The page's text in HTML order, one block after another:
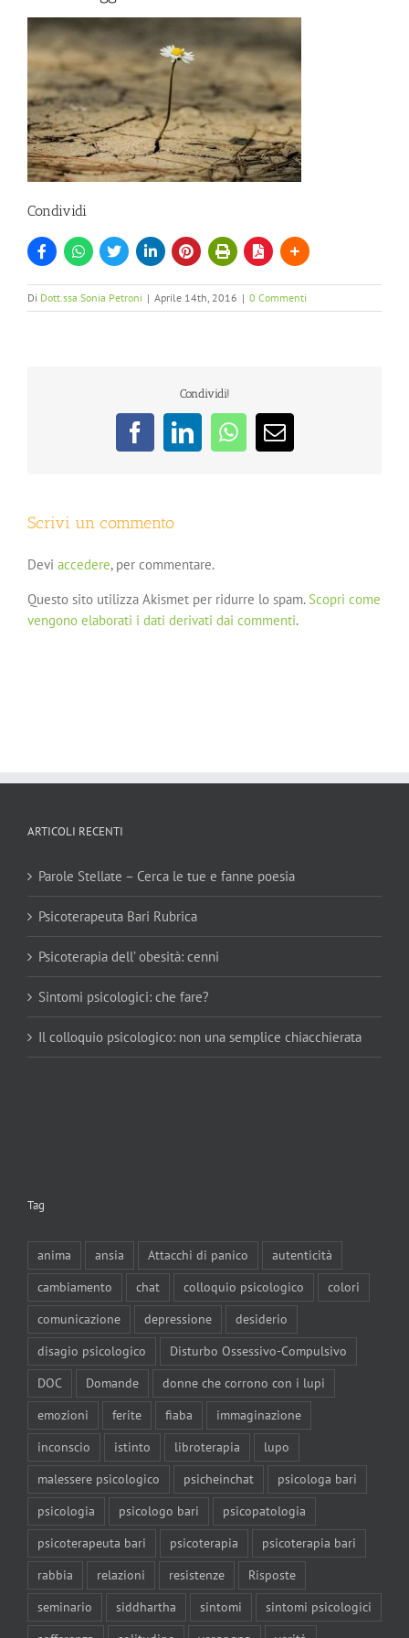
Condividi
Di Dott.ssa Sonia Petroni | Aprile 14th, 2016 | 0 Commenti
Condividi!
FacebookLinkedInWhatsApp
Email
Scrivi un commento
Devi accedere, per commentare.
Questo sito utilizza Akismet per ridurre lo spam. Scopri come
vengono elaborati i dati derivati dai commenti.
ARTICOLI RECENTI
Parole Stellate – Cerca le tue e fanne poesia
Psicoterapeuta Bari Rubrica
Psicoterapia dell’ obesità: cenni
Sintomi psicologici: che fare?
Il colloquio psicologico: non una semplice chiacchierata
Tag
anima ansia Attacchi di panico
autenticità
cambiamento
chat colloquio psicologico
colori
comunicazione
depressione
desiderio
disagio psicologico
Disturbo Ossessivo-Compulsivo
DOC
Domande
donne che corrono con i lupi
emozioni
ferite fiaba
immaginazione
inconscio
istinto libroterapia
lupo
malessere psicologico
psicheinchat
psicologa bari
psicologia
psicologo bari
psicopatologia
psicoterapeuta bari
psicoterapia
psicoterapia bari
rabbia
relazioni resistenze
Risposte
seminario
siddhartha sintomi
sintomi psicologici